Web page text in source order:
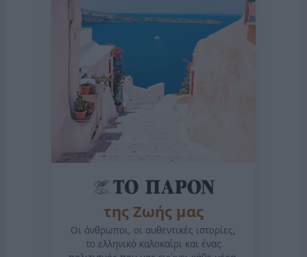
της Ζωής μας
Οι άνθρωποι, οι αυθεντικές ιστορίες,
το ελληνικό καλοκαίρι και ένας